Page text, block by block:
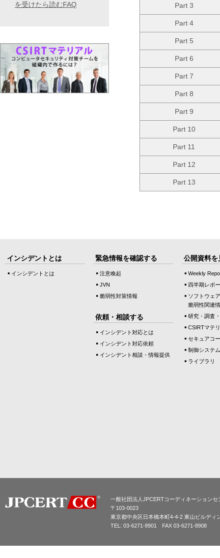
Part 3
Part 4
Part 5
Part 6
Part 7
Part 8
Part 9
Part 10
Part 11
Part 12
Part 13
を受けたら読むFAQ
インシデントとは
インシデントとは
緊急情報を確認する
注意喚起
JVN
脆弱性対策情報
依頼・相談する
インシデント対応とは
インシデント対応依頼
インシデント相談・情報提供
公開資料を
Weekly
四半期レポ
ソフトウェ
脆弱性関連
研究・調査
CSIRTマテ
セキュアコ
制御システ
ライブラリ
一般社団法人JPCERTコーディネーションセ
〒103-0023
東京都中央区日本橋本町4-4-2 東山ビルディ
TEL: 03-6271-8901 FAX 03-6271-8908